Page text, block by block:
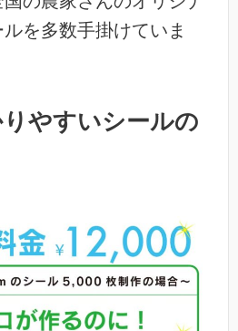
を多数手掛けていま
やすいシールの